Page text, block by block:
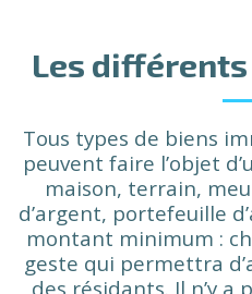
Les
Tous types de biens
peuvent faire l’objet
maison, terrain,
d’argent, portefeuille
montant minimum :
geste qui permettra
des résidants. Il n’y a